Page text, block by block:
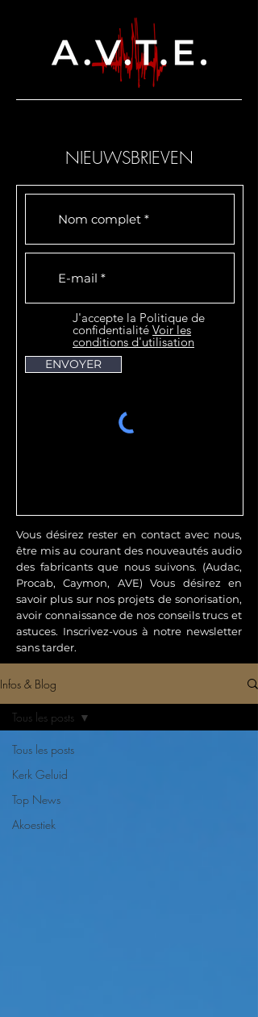
NIEUWSBRIEVEN
J'accepte la Politique de
confidentialité Voir les
conditions d'utilisation
ENVOYER
Vous désirez rester en contact avec nous,
être mis au courant des nouveautés audio
des fabricants que nous suivons. (Audac,
Procab, Caymon, AVE) Vous désirez en
savoir plus sur nos projets de sonorisation,
avoir connaissance de nos conseils trucs et
astuces. Inscrivez-vous à notre newsletter
sans tarder.
Infos & Blog
Tous les posts
Kerk Geluid
Top News
Akoestiek
Tous les posts